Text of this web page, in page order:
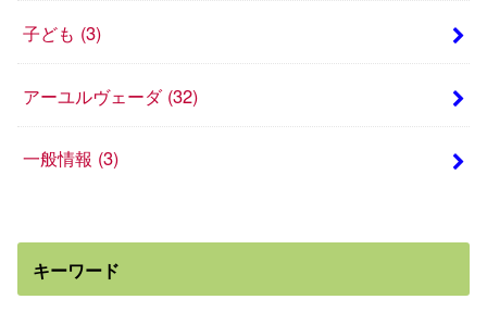
子ども (3)
アーユルヴェーダ (32)
一般情報 (3)
キーワード